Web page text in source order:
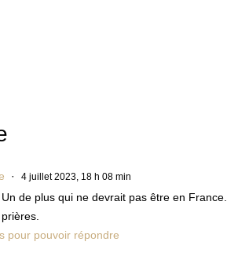
4 juillet 2023, 18 h 08 min
de plus qui ne devrait pas être en France.
pour pouvoir répondre